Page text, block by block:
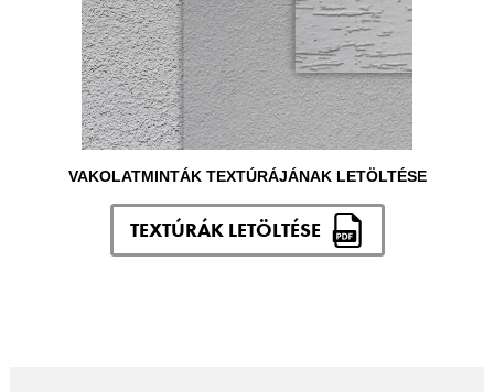
VAKOLATMINTÁK TEXTÚRÁJÁNAK LETÖLTÉSE
TEXTÚRÁK LETÖLTÉSE